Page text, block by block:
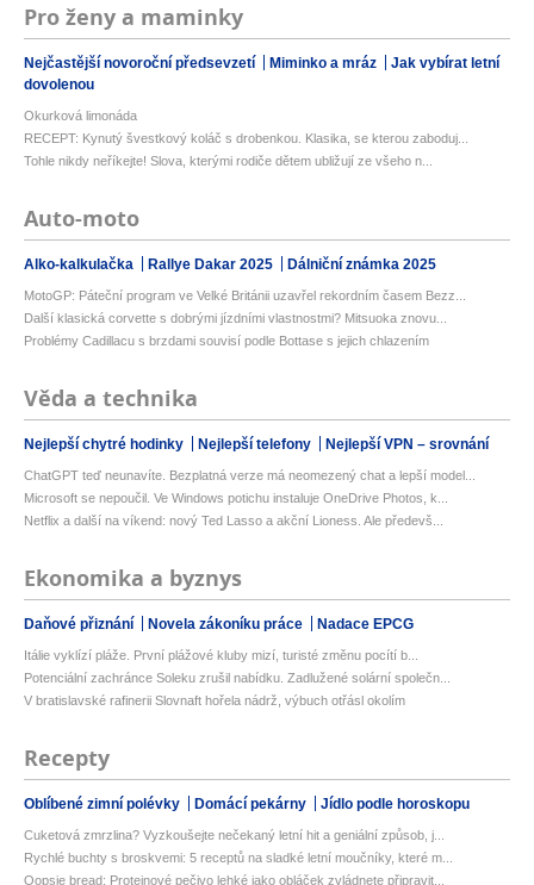
Pro ženy a maminky
Nejčastější novoroční předsevzetí Miminko a mráz
Jak vybírat letní
dovolenou
Okurková limonáda
RECEPT: Kynutý švestkový koláč s drobenkou. Klasika, se kterou zaboduj...
Tohle nikdy neříkejte! Slova, kterými rodiče dětem ubližují ze všeho n...
Auto-moto
Alko-kalkulačka Rallye Dakar 2025 Dálniční známka 2025
MotoGP: Páteční program ve Velké Británii uzavřel rekordním časem Bezz...
Další klasická corvette s dobrými jízdními vlastnostmi? Mitsuoka znovu...
Problémy Cadillacu s brzdami souvisí podle Bottase s jejich chlazením
Věda a technika
Nejlepší chytré hodinky Nejlepší telefony Nejlepší VPN – srovnání
ChatGPT teď neunavíte. Bezplatná verze má neomezený chat a lepší model...
Microsoft se nepoučil. Ve Windows potichu instaluje OneDrive Photos, k...
Netflix a další na víkend: nový Ted Lasso a akční Lioness. Ale předevš...
Ekonomika a byznys
Daňové přiznání Novela zákoníku práce Nadace EPCG
Itálie vyklízí pláže. První plážové kluby mizí, turisté změnu pocítí b...
Potenciální zachránce Soleku zrušil nabídku. Zadlužené solární společn...
V bratislavské rafinerii Slovnaft hořela nádrž, výbuch otřásl okolím
Recepty
Oblíbené zimní polévky Domácí pekárny Jídlo podle horoskopu
Cuketová zmrzlina? Vyzkoušejte nečekaný letní hit a geniální způsob, j...
Rychlé buchty s broskvemi: 5 receptů na sladké letní moučníky, které m...
Oopsie bread: Proteinové pečivo lehké jako obláček zvládnete připravit...